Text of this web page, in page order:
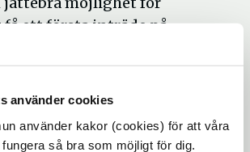
använder cookies
använder kakor (cookies) för att våra
så bra som möjligt för dig.
ett första inträde på
skaffa sig
och tjäna egna pengar
ta nästa kliv, säger Ingela